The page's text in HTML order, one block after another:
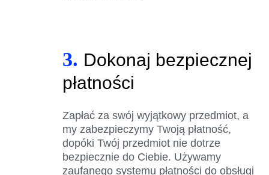
3. Dokonaj bezpiecznej
płatności
Zapłać za swój wyjątkowy przedmiot, a
my zabezpieczymy Twoją płatność,
dopóki Twój przedmiot nie dotrze
bezpiecznie do Ciebie. Używamy
zaufanego systemu płatności do obsługi